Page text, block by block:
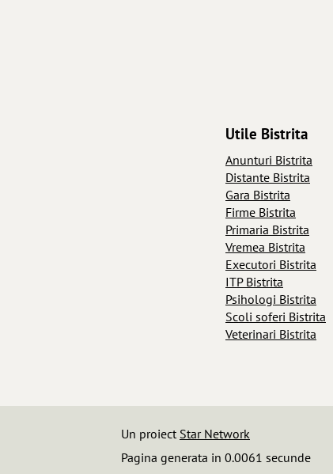
Utile Bistrita
Anunturi Bistrita
Distante Bistrita
Gara Bistrita
Firme Bistrita
Primaria Bistrita
Vremea Bistrita
Executori Bistrita
ITP Bistrita
Psihologi Bistrita
Scoli soferi Bistrita
Veterinari Bistrita
Un proiect Star Network
Pagina generata in 0.0061 secunde